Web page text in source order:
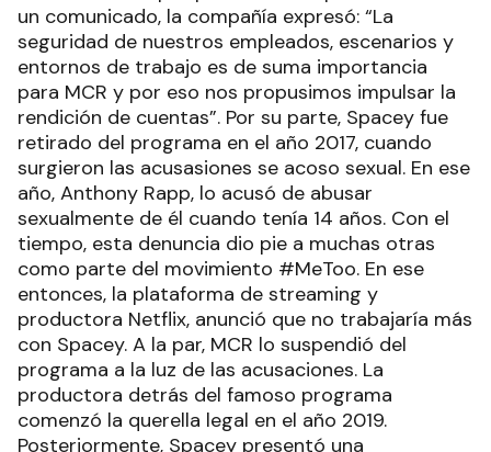
un comunicado, la compañía expresó: “La
seguridad de nuestros empleados, escenarios y
entornos de trabajo es de suma importancia
para MCR y por eso nos propusimos impulsar la
rendición de cuentas”. Por su parte, Spacey fue
retirado del programa en el año 2017, cuando
surgieron las acusasiones se acoso sexual. En ese
año, Anthony Rapp, lo acusó de abusar
sexualmente de él cuando tenía 14 años. Con el
tiempo, esta denuncia dio pie a muchas otras
como parte del movimiento #MeToo. En ese
entonces, la plataforma de streaming y
productora Netflix, anunció que no trabajaría más
con Spacey. A la par, MCR lo suspendió del
programa a la luz de las acusaciones. La
productora detrás del famoso programa
comenzó la querella legal en el año 2019.
Posteriormente, Spacey presentó una